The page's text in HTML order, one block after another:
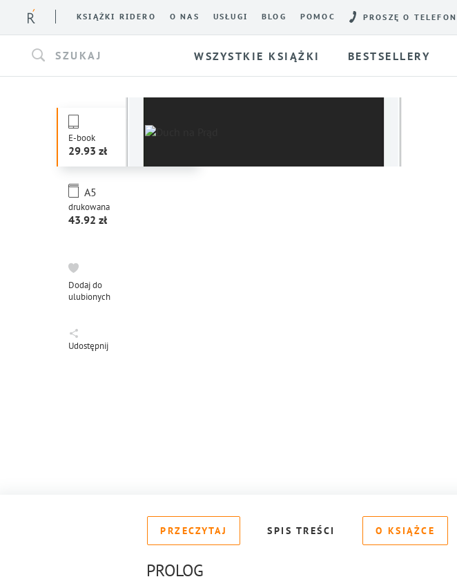
KSIĄŻKI RIDERO O NAS USŁUGI BLOG POMOC PROSZĘ O TELEFON
SZUKAJ WSZYSTKIE KSIĄŻKI BESTSELLERY
E-book
29.93
drukowana
A5
43.92
Dodaj do
ulubionych
Udostępnij
PRZECZYTAJ SPIS TREŚCI O KSIĄŻCE
PROLOG